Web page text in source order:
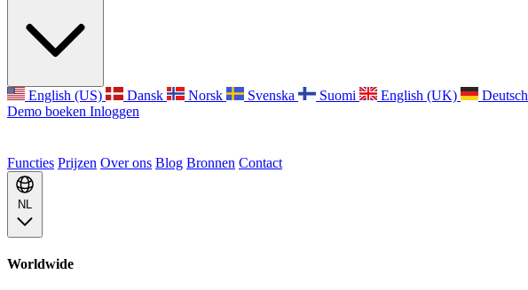
English (US) Dansk Norsk Svenska Suomi English (UK) Deutsch
Demo boeken Inloggen
Functies Prijzen Over ons Blog Bronnen Contact
NL
Worldwide